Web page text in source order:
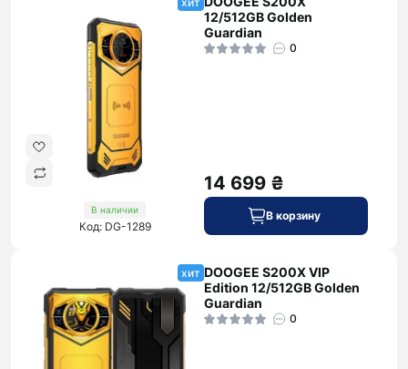
В наличии
Код: DG-1289
12/512GB Golden
Guardian
0
14 699 ₴
В корзину
хит DOOGEE S200X VIP
Edition 12/512GB Golden
Guardian
0